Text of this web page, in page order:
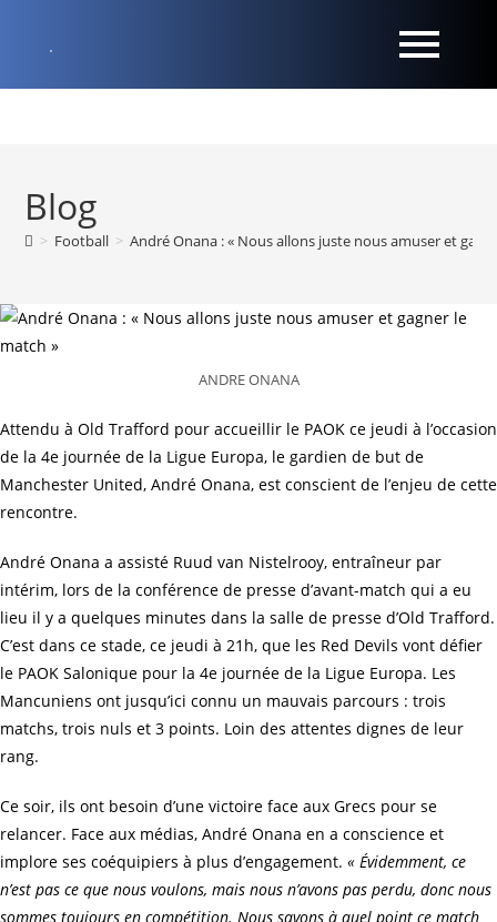
Blog
> Football > André Onana : « Nous allons juste nous amuser et
ANDRE ONANA
Attendu à Old Trafford pour accueillir le PAOK ce jeudi à l’occasion
de la 4e journée de la Ligue Europa, le gardien de but de
Manchester United, André Onana, est conscient de l’enjeu de cette
rencontre.
André Onana a assisté Ruud van Nistelrooy, entraîneur par
intérim, lors de la conférence de presse d’avant-match qui a eu
lieu il y a quelques minutes dans la salle de presse d’Old Trafford.
C’est dans ce stade, ce jeudi à 21h, que les Red Devils vont défier
le PAOK Salonique pour la 4e journée de la Ligue Europa. Les
Mancuniens ont jusqu’ici connu un mauvais parcours : trois
matchs, trois nuls et 3 points. Loin des attentes dignes de leur
rang.
Ce soir, ils ont besoin d’une victoire face aux Grecs pour se
relancer. Face aux médias, André Onana en a conscience et
implore ses coéquipiers à plus d’engagement. « Évidemment, ce
n’est pas ce que nous voulons, mais nous n’avons pas perdu, donc nous
sommes toujours en compétition. Nous savons à quel point ce match